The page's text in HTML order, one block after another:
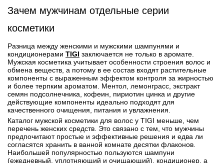
Зачем мужчинам отдельные серии
косметики
Разница между женскими и мужскими шампунями и
кондиционерами TIGI заключается не только в аромате.
Мужская косметика учитывает особенности строения волос и
обмена веществ, а потому в ее состав входят растительные
компоненты с выраженным эффектом контроля за жирностью
и более терпким ароматом. Ментол, лемонграсс, экстракт
семян подсолнечника, кофеин, пириотин цинка и другие
действующие компоненты идеально подходят для
качественного очищения, питания и увлажнения.
Каталог мужской косметики для волос у TIGI меньше, чем
перечень женских средств. Это связано с тем, что мужчины
предпочитают простые и эффективные решения и едва ли
согласятся хранить в ванной комнате десятки флаконов.
Наибольшей популярностью пользуются шампуни
(ежедневный, уплотняющий и очищающий), кондиционер, а